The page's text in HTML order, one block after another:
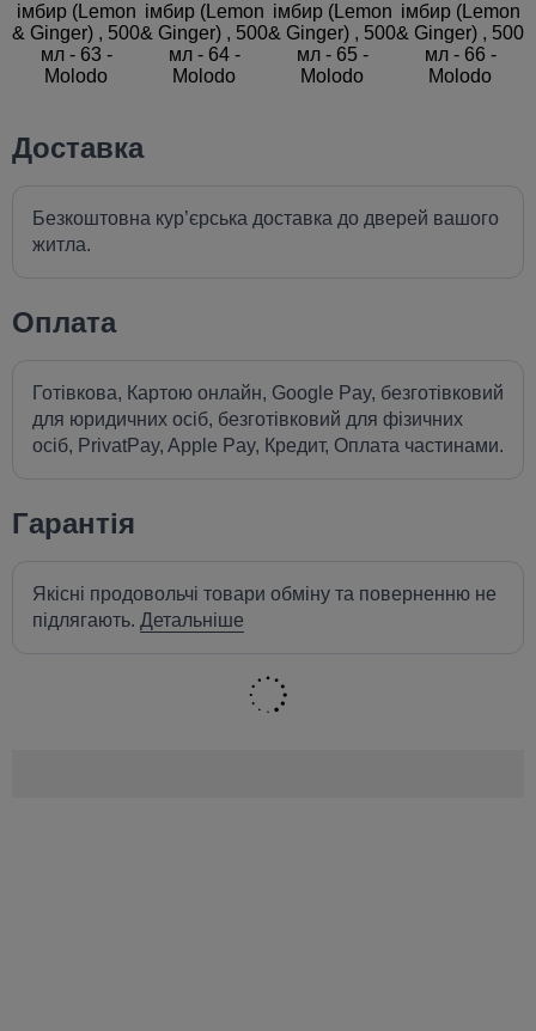
Доставка
Безкоштовна кур’єрська доставка до дверей вашого
житла.
Оплата
Готівкова, Картою онлайн, Google Pay, безготівковий
для юридичних осіб, безготівковий для фізичних
осіб, PrivatPay, Apple Pay, Кредит, Оплата частинами.
Гарантія
Якісні продовольчі товари обміну та поверненню не
підлягають. Детальніше